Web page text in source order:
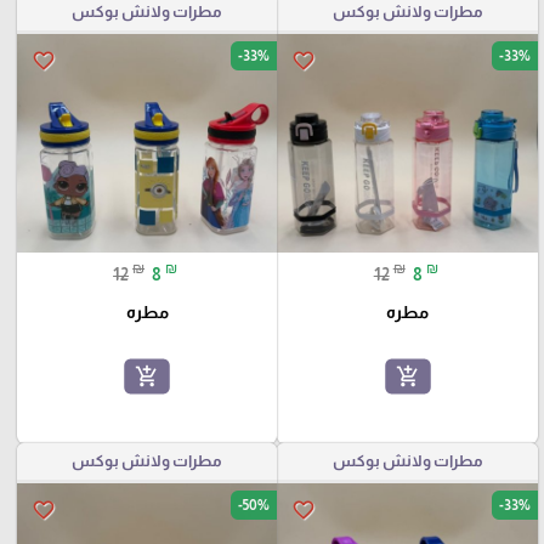
مطرات ولانش بوكس
favorite_border -33%
12 ₪ 8 ₪
مطره
add_shopping_cart
مطرات ولانش بوكس
favorite_border -33%
12 ₪ 8 ₪
مطره
add_shopping_cart
مطرات ولانش بوكس
favorite_border -33%
مطرات ولانش بوكس
favorite_border -50%